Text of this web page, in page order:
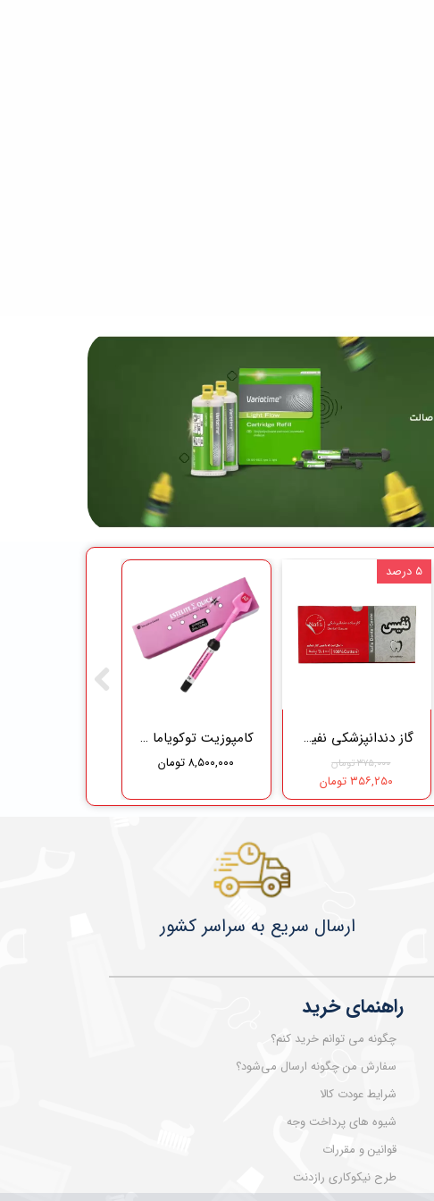
کامپوزیت توکویاما - Tokuyama
۸,۵۰۰,۰۰۰ تومان
گاز دندانپزشکی نفیس طب سلامت
۳۷۵,۰۰۰ تومان
۳۵۶,۲۵۰ تومان
۵ درصد
راهنمای خرید
چگونه می توانم خرید کنم؟
سفارش من چگونه ارسال می‌شود؟
شرایط عودت کالا
شیوه های پرداخت وجه
قوانین و مقررات
طرح نیکوکاری رازدنت
​​​​ارسال سریع به سراسر کشور